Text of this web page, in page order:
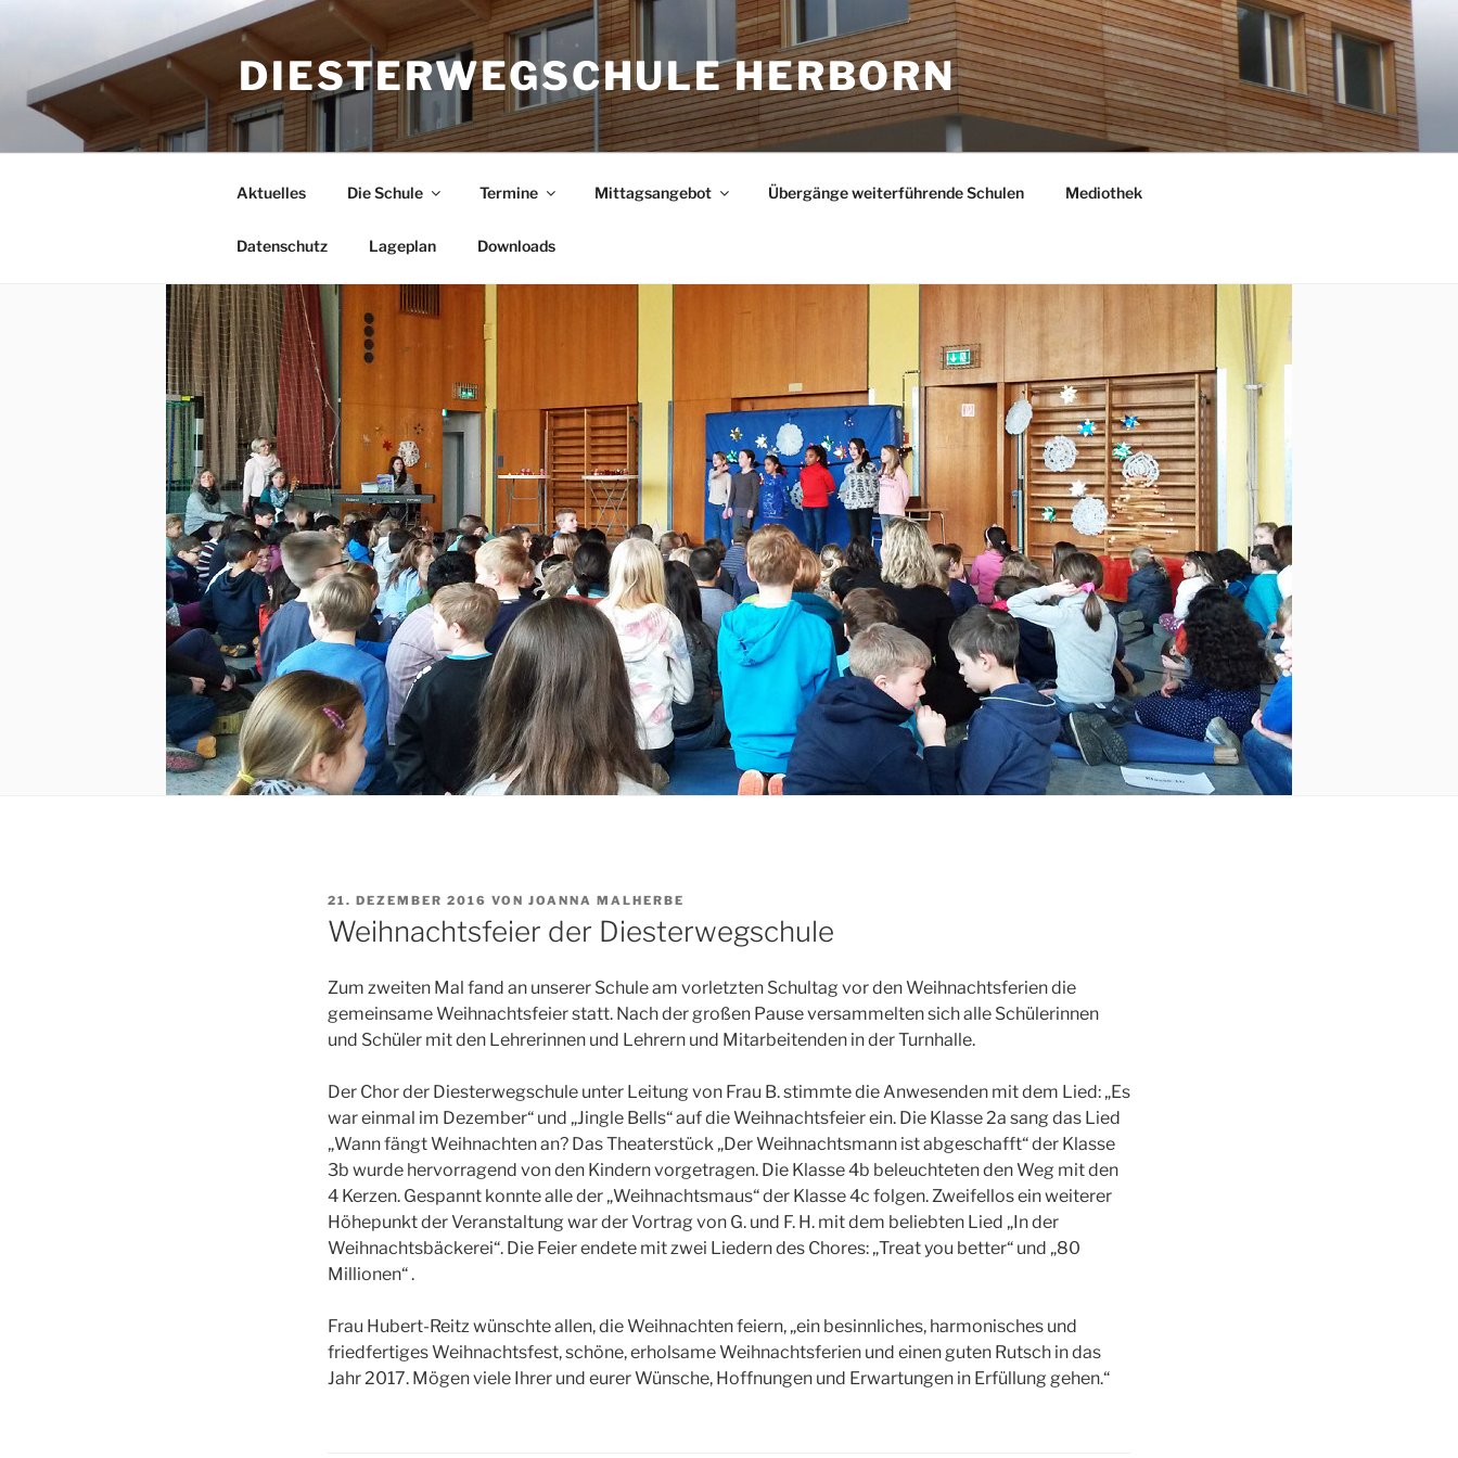
DIESTERWEGSCHULE HERBORN
Aktuelles Die Schule Termine Mittagsangebot Übergänge weiterführende Schulen Mediothek
Datenschutz Lageplan Downloads
VERÖFFENTLICHT
AM
21. DEZEMBER 2016 VON JOANNA MALHERBE
Weihnachtsfeier der Diesterwegschule
Zum zweiten Mal fand an unserer Schule am vorletzten Schultag vor den Weihnachtsferien die
gemeinsame Weihnachtsfeier statt. Nach der großen Pause versammelten sich alle Schülerinnen
und Schüler mit den Lehrerinnen und Lehrern und Mitarbeitenden in der Turnhalle.
Der Chor der Diesterwegschule unter Leitung von Frau B. stimmte die Anwesenden mit dem Lied: „Es
war einmal im Dezember“ und „Jingle Bells“ auf die Weihnachtsfeier ein. Die Klasse 2a sang das Lied
„Wann fängt Weihnachten an? Das Theaterstück „Der Weihnachtsmann ist abgeschafft“ der Klasse
3b wurde hervorragend von den Kindern vorgetragen. Die Klasse 4b beleuchteten den Weg mit den
4 Kerzen. Gespannt konnte alle der „Weihnachtsmaus“ der Klasse 4c folgen. Zweifellos ein weiterer
Höhepunkt der Veranstaltung war der Vortrag von G. und F. H. mit dem beliebten Lied „In der
Weihnachtsbäckerei“. Die Feier endete mit zwei Liedern des Chores: „Treat you better“ und „80
Millionen“ .
Frau Hubert-Reitz wünschte allen, die Weihnachten feiern, „ein besinnliches, harmonisches und
friedfertiges Weihnachtsfest, schöne, erholsame Weihnachtsferien und einen guten Rutsch in das
Jahr 2017. Mögen viele Ihrer und eurer Wünsche, Hoffnungen und Erwartungen in Erfüllung gehen.“